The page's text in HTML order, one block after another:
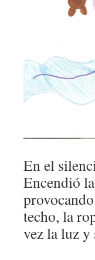
En el
Encendió
techo, la
vez la luz y